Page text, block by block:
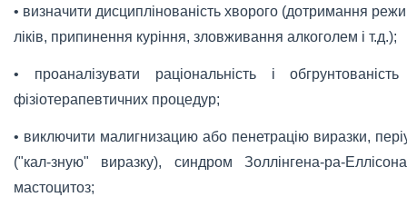
• визначити дисциплінованість хворого (дотримання
ліків, припинення куріння, зловживання алкоголем і т.д.);
• проаналізувати раціональність і
фізіотерапевтичних процедур;
• виключити малигнизацию або пенетрацію виразки,
("кал-зную" виразку), синдром Золлінгена-ра-
мастоцитоз;